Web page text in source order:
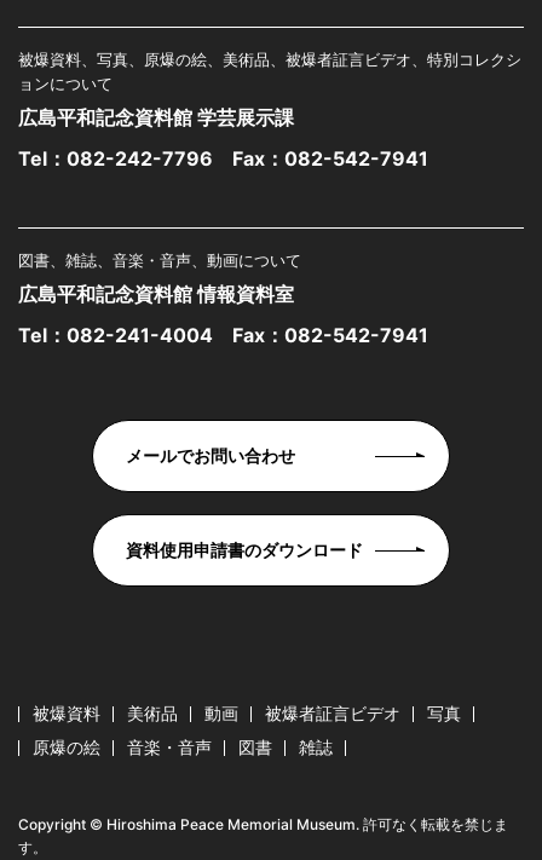
被爆資料、写真、原爆の絵、美術品、被爆者証言ビデオ、特別コレクシ
ョンについて
広島平和記念資料館 学芸展示課
Tel： 082-242-7796 Fax：082-542-7941
図書、雑誌、音楽・音声、動画について
広島平和記念資料館 情報資料室
Tel： 082-241-4004 Fax：082-542-7941
メールでお問い合わせ
資料使用申請書のダウンロード
被爆資料 美術品 動画 被爆者証言ビデオ
写真
原爆の絵
音楽・音声 図書 雑誌
Copyright © Hiroshima Peace Memorial Museum. 許可なく転載を禁じま
す。